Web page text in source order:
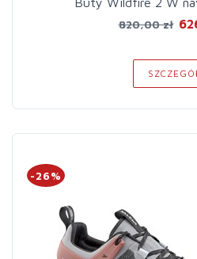
820,00 zł
-26%